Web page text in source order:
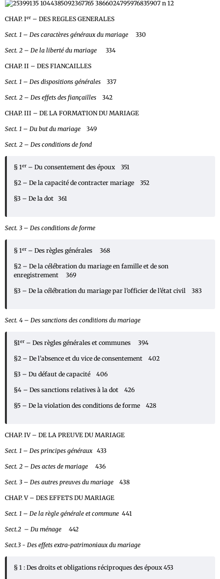
CHAP. Ier – DES REGLES GENERALES
Sect. 1 – Des caractères généraux du mariage 330
Sect. 2 – De la liberté du mariage 334
CHAP. II – DES FIANCAILLES
Sect. 1 – Des dispositions générales 337
Sect. 2 – Des effets des fiançailles 342
CHAP. III – DE LA FORMATION DU MARIAGE
Sect. 1 – Du but du mariage 349
Sect. 2 – Des conditions de fond
§ 1er – Du consentement des époux 351
§2 – De la capacité de contracter mariage 352
§3 – De la dot 361
Sect. 3 – Des conditions de forme
§ 1er – Des règles générales 368
§2 – De la célébration du mariage en famille et de son
enregistrement 369
§3 – De la célébration du mariage par l’officier de l’état civil 383
Sect. 4 – Des sanctions des conditions du mariage
§1er – Des règles générales et communes 394
§2 – De l’absence et du vice de consentement 402
§3 – Du défaut de capacité 406
§4 – Des sanctions relatives à la dot 426
§5 – De la violation des conditions de forme 428
CHAP. IV – DE LA PREUVE DU MARIAGE
Sect. 1 – Des principes généraux 433
Sect. 2 – Des actes de mariage 436
Sect. 3 – Des autres preuves du mariage 438
CHAP. V – DES EFFETS DU MARIAGE
Sect. 1 – De la règle générale et commune 441
Sect.2 – Du ménage 442
Sect.3 - Des effets extra-patrimoniaux du mariage
§ 1 : Des droits et obligations réciproques des époux 453